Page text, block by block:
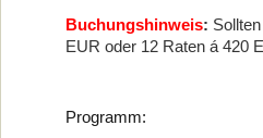
Buchungshinweis:
EUR oder 12 Raten á 420
Programm: